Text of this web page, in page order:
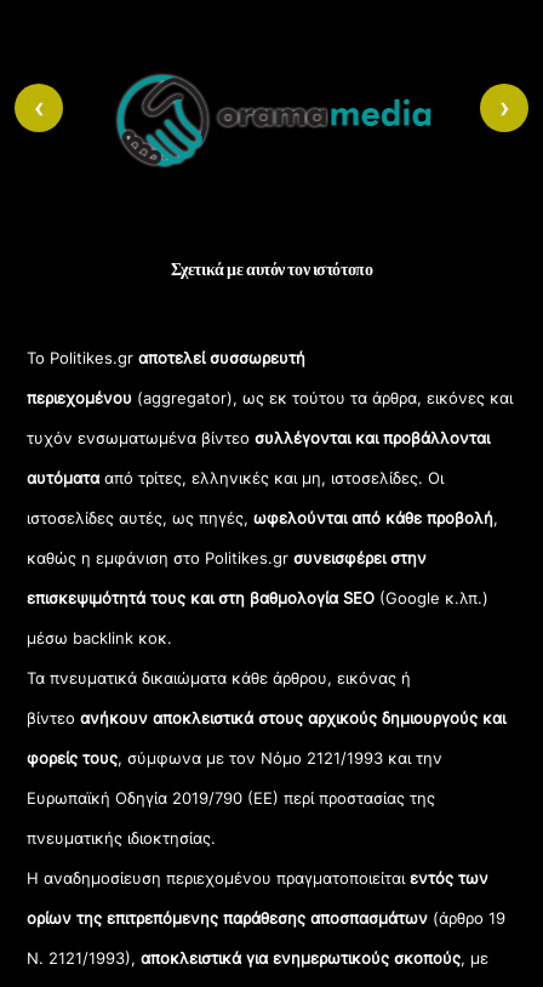
Top
Σχετικά με αυτόν τον ιστότοπο
Το Politikes.grαποτελεί συσσωρευτή
περιεχομένου (aggregator), ως εκ τούτου τα άρθρα, εικόνες και
τυχόν ενσωματωμένα βίντεοσυλλέγονται και προβάλλονται
αυτόματααπό τρίτες, ελληνικές και μη, ιστοσελίδες. Οι
ιστοσελίδες αυτές, ως πηγές,ωφελούνται από κάθε προβολή,
καθώς η εμφάνιση στο Politikes.gr συνεισφέρει στην
επισκεψιμότητά τους και στη βαθμολογία SEO (Google κ.λπ.)
μέσω backlink κοκ.
Τα πνευματικά δικαιώματα κάθε άρθρου, εικόνας ή
βίντεοανήκουν αποκλειστικά στους αρχικούς δημιουργούς και
φορείς τους, σύμφωνα με τον Νόμο 2121/1993 και την
Ευρωπαϊκή Οδηγία 2019/790 (ΕΕ) περί προστασίας της
πνευματικής ιδιοκτησίας.
Η αναδημοσίευση περιεχομένου πραγματοποιείταιεντός των
ορίων της επιτρεπόμενης παράθεσης αποσπασμάτων (άρθρο 19
Ν. 2121/1993), αποκλειστικά για ενημερωτικούς σκοπούς, με
‹ ›